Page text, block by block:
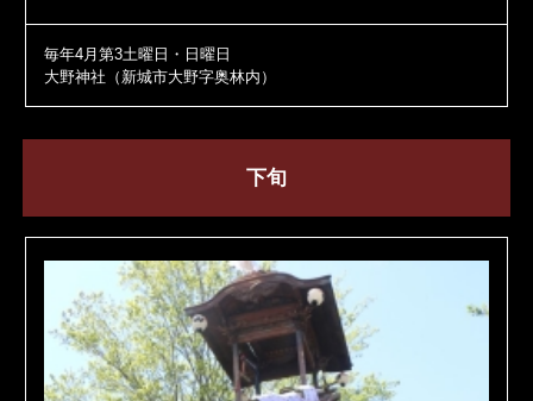
毎年4月第3土曜日・日曜日
大野神社（新城市大野字奥林内）
下旬